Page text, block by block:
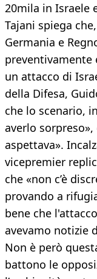
20mila in Israele
Tajani spiega
Germania e
preventivamente
un attacco di
della Difesa,
che lo scenario,
averlo
aspettava».
vicepremier
che «non c’è
provando a
bene che
avevamo notizie
Non è però
battono le